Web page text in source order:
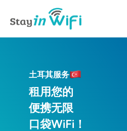
土耳其服务
租用您的
便携无限
口袋WiFi！